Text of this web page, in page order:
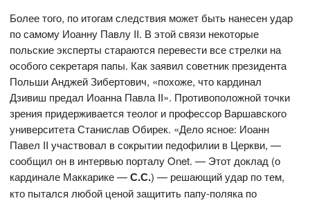
Более того, по итогам следствия может быть нанесен удар
по самому Иоанну Павлу II. В этой связи некоторые
польские эксперты стараются перевести все стрелки на
особого секретаря папы. Как заявил советник президента
Польши Анджей Зибертович, «похоже, что кардинал
Дзивиш предал Иоанна Павла II». Противоположной точки
зрения придерживается теолог и профессор Варшавского
университета Станислав Обирек. «Дело ясное: Иоанн
Павел II участвовал в сокрытии педофилии в Церкви, —
сообщил он в интервью порталу Onet. — Этот доклад (о
кардинале Маккарике —С.С.) — решающий удар по тем,
кто пытался любой ценой защитить папу-поляка по